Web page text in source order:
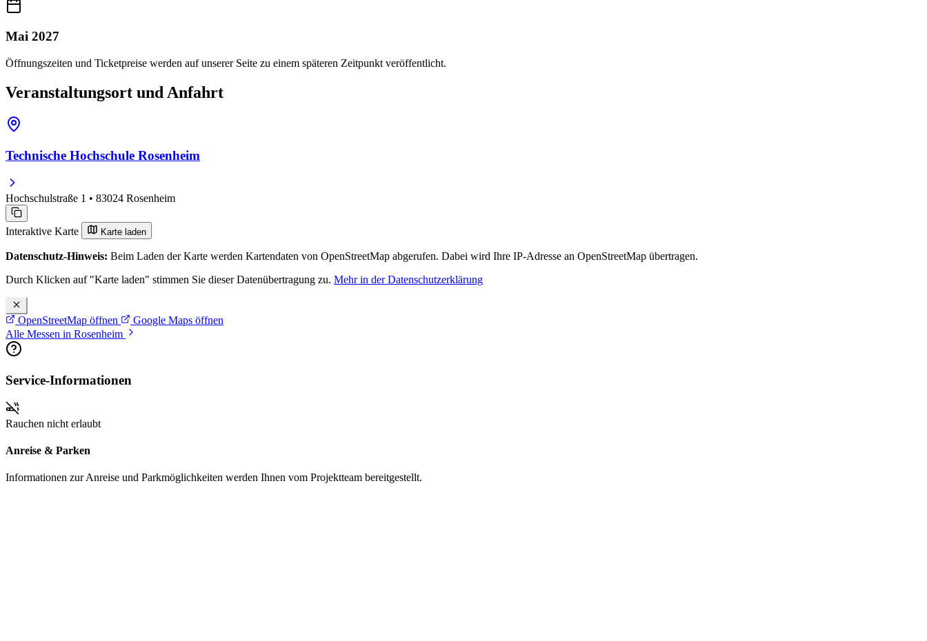
Mai 2027
Öffnungszeiten und Ticketpreise werden auf unserer Seite zu einem späteren Zeitpunkt veröffentlicht.
Veranstaltungsort und Anfahrt
Technische Hochschule Rosenheim
Hochschulstraße 1 • 83024 Rosenheim
Interaktive Karte Karte laden
Datenschutz-Hinweis: Beim Laden der Karte werden Kartendaten von OpenStreetMap abgerufen. Dabei wird Ihre IP-Adresse an OpenStreetMap übertragen.
Durch Klicken auf "Karte laden" stimmen Sie dieser Datenübertragung zu. Mehr in der Datenschutzerklärung
OpenStreetMap öffnen
Google Maps öffnen
Alle Messen in Rosenheim
Service-Informationen
Rauchen nicht erlaubt
Anreise & Parken
Informationen zur Anreise und Parkmöglichkeiten werden Ihnen vom Projektteam bereitgestellt.